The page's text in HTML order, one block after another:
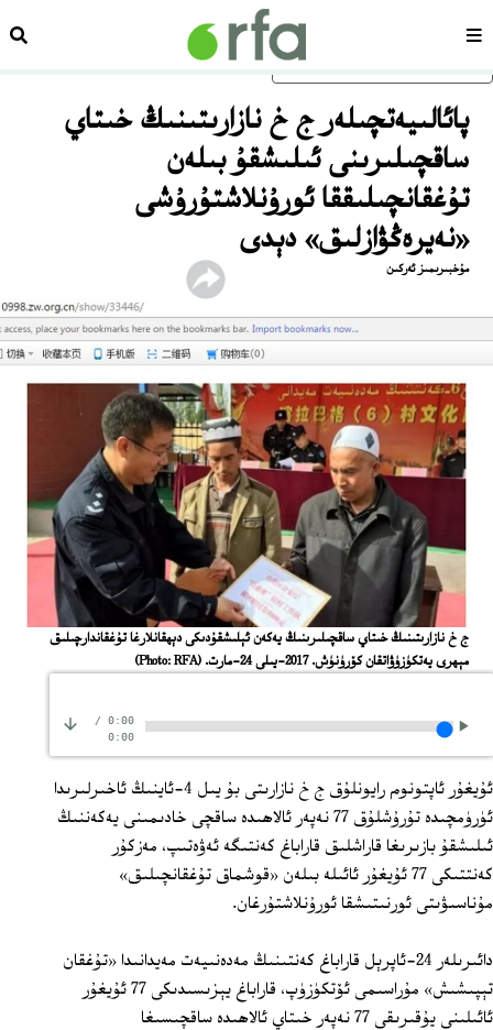
ئاساسلىق مەزمۇنغا ئاتلاڭسەھىپە
پائالىيەتچىلەر ج خ نازارىتىنىڭ خىتاي
ساقچىلىرىنى ئىلىشقۇ بىلەن
تۇغقانچىلىققا ئورۇنلاشتۇرۇشى
«نەيرەڭۋازلىق» دېدى
مۇخبىرىمىز ئەركىن
ج خ نازارىتىنىڭ خىتاي ساقچىلىرىنىڭ يەكەن ئېلىشقۇدىكى دېھقانلارغا تۇغقاندارچىلىق
مېھرى يەتكۈزۈۋاتقان كۆرۈنۈش. 2017-يىلى 24-مارت.
(Photo: RFA)
0:00
/
0:00
ئۇيغۇر ئاپتونوم رايونلۇق ج خ نازارىتى بۇ يىل 4‏-ئاينىڭ ئاخىرلىرىدا
ئۈرۈمچىدە تۇرۇشلۇق 77 نەپەر ئالاھىدە ساقچى خادىمىنى يەكەننىڭ
ئىلىشقۇ بازىرىغا قاراشلىق قاراباغ كەنتىگە ئەۋەتىپ، مەزكۇر
كەنتتىكى 77 ئۇيغۇر ئائىلە بىلەن «قوشماق تۇغقانچىلىق»
مۇناسىۋىتى ئورنىتىشقا ئورۇنلاشتۇرغان.
دائىرىلەر 24‏-ئاپرېل قاراباغ كەنتىنىڭ مەدەنىيەت مەيدانىدا «تۇغقان
تېپىشىش» مۇراسىمى ئۆتكۈزۈپ، قاراباغ يېزىسىدىكى 77 ئۇيغۇر
ئائىلىنى يۇقىرىقى 77 نەپەر خىتاي ئالاھىدە ساقچىسىغا